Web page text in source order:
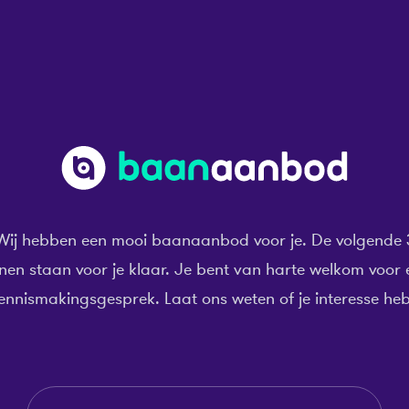
hebben een mooi baanaanbod voor je. De volgende
staan voor je klaar. Je bent van harte welkom voor
Laat ons weten of je interesse